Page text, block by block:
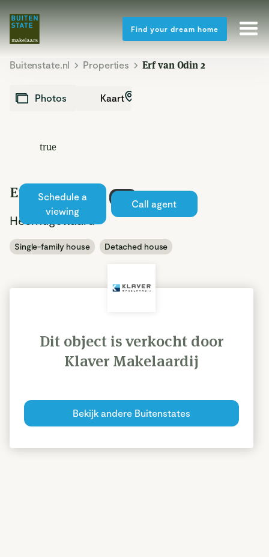
Find your dream home
Buitenstate.nl Properties Erf van Odin 2
Photos Kaart
true
Schedule a
viewing
Call agent
Erf van Odin 2
Heerhugowaard
Single-family house Detached house
Dit object is verkocht door
Klaver Makelaardij
Bekijk andere Buitenstates